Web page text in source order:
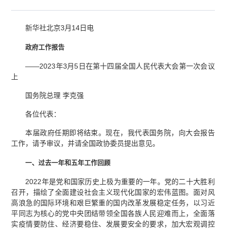
新华社北京3月14日电
政府工作报告
——2023年3月5日在第十四届全国人民代表大会第一次会议
上
国务院总理 李克强
各位代表：
本届政府任期即将结束。现在，我代表国务院，向大会报告
工作，请予审议，并请全国政协委员提出意见。
一、过去一年和五年工作回顾
2022年是党和国家历史上极为重要的一年。党的二十大胜利
召开，描绘了全面建设社会主义现代化国家的宏伟蓝图。面对风
高浪急的国际环境和艰巨繁重的国内改革发展稳定任务，以习近
平同志为核心的党中央团结带领全国各族人民迎难而上，全面落
实疫情要防住、经济要稳住、发展要安全的要求，加大宏观调控